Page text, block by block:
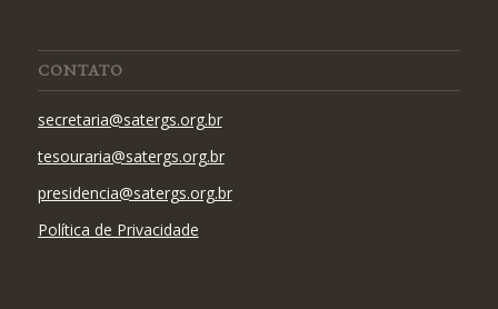
CONTATO
secretaria@satergs.org.br
tesouraria@satergs.org.br
presidencia@satergs.org.br
Política de Privacidade